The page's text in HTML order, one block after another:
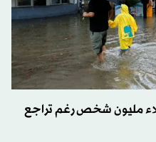
مليون شخص رغم تراجع